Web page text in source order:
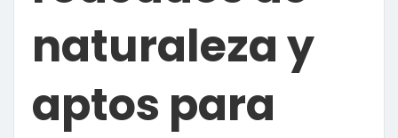
naturaleza y
aptos para